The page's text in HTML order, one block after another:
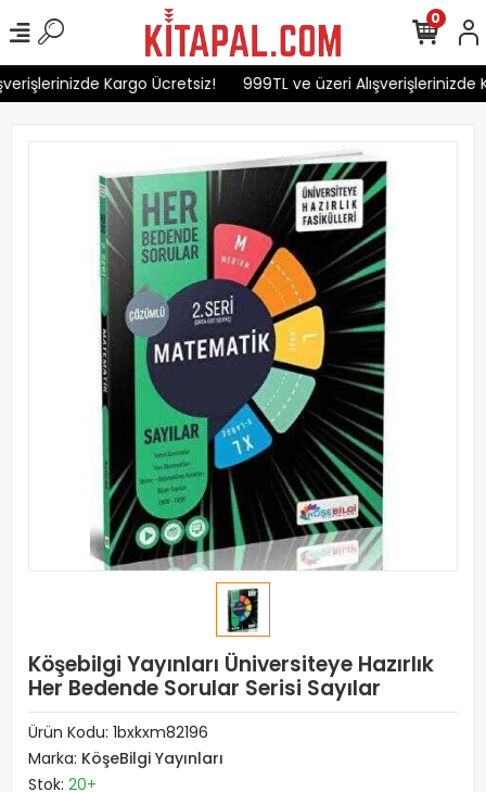
Kargo Ücretsiz! 999TL ve üzeri Alışverişlerinizde
0
Köşebilgi Yayınları Üniversiteye Hazırlık
Her Bedende Sorular Serisi Sayılar
Ürün Kodu: 1bxkxm82196
Marka: KöşeBilgi Yayınları
Stok: 20+